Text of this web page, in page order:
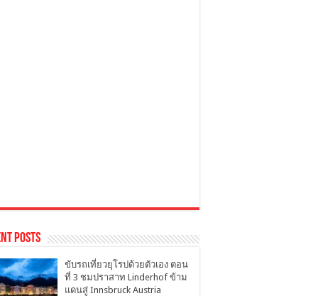
Posts
ขับรถเที่ยวยุโรปด้วยตัวเอง ตอน
ที่ 3 ชมปราสาท Linderhof ข้าม
แดนสู่ Innsbruck Austria